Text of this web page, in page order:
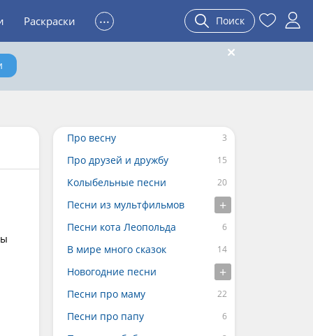
Раскраски ... Поиск
Про весну
Про друзей и дружбу
Колыбельные песни
Песни из мультфильмов
Песни кота Леопольда
В мире много сказок
Новогодние песни
Песни про маму
Песни про папу